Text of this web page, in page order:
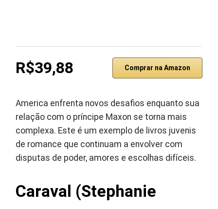
R$39,88 Comprar na Amazon
America enfrenta novos desafios enquanto sua
relação com o príncipe Maxon se torna mais
complexa. Este é um exemplo de livros juvenis
de romance que continuam a envolver com
disputas de poder, amores e escolhas difíceis.
Caraval (Stephanie